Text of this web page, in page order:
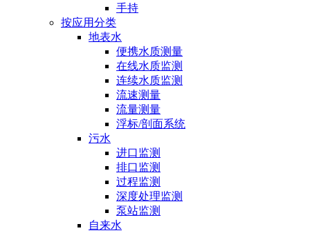
手持
按应用分类
地表水
便携水质测量
在线水质监测
连续水质监测
流速测量
流量测量
浮标/剖面系统
污水
进口监测
排口监测
过程监测
深度处理监测
泵站监测
自来水